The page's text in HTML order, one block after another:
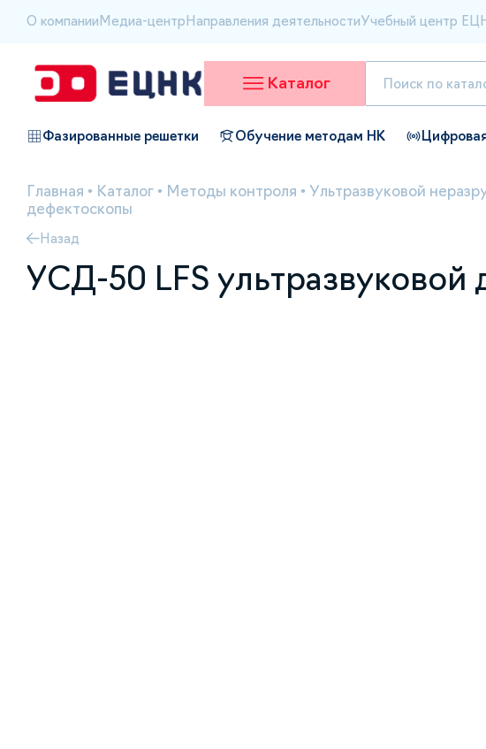
О компании Медиа-центр Направления деятельностиУчебный центр
Каталог
Фазированные решетки Обучение методам НК
Главная • Каталог • Методы контроля • Ультразвуковой
дефектоскопы
Назад
УСД-50 LFS ультразвуковой